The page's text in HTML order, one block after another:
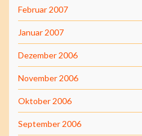
Februar 2007
Januar 2007
Dezember 2006
November 2006
Oktober 2006
September 2006